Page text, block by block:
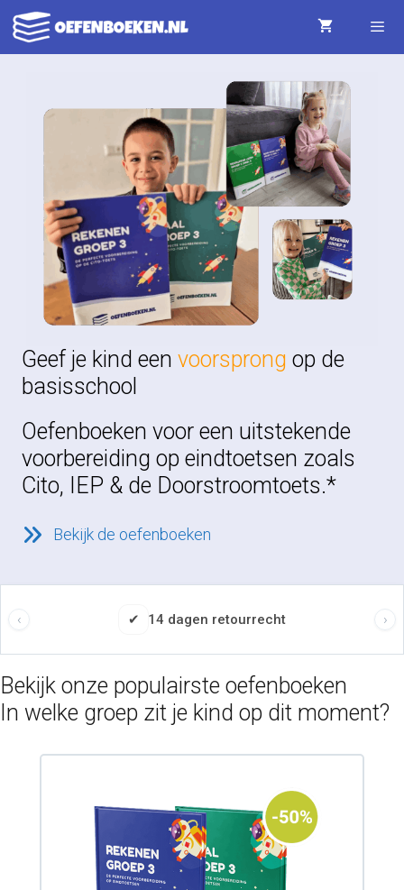
Ga
naar
inhoud
Geef je kind een voorsprong op de
basisschool
Oefenboeken voor een uitstekende
voorbereiding op eindtoetsen zoals
Cito, IEP & de Doorstroomtoets.*
Bekijk de oefenboeken
✔ 14 dagen retourrecht
Bekijk onze populairste oefenboeken
In welke groep zit je kind op dit moment?